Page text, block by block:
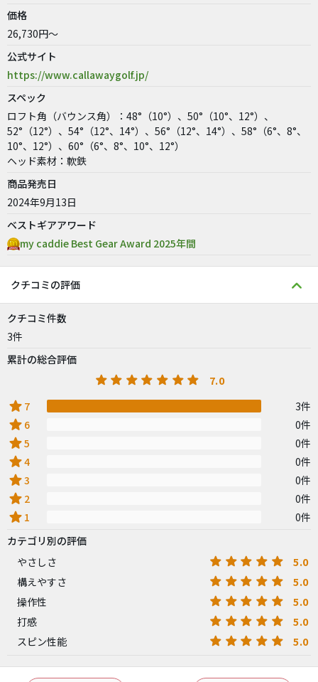
価格
26,730円～
公式サイト
https://www.callawaygolf.jp/
スペック
ロフト角（バウンス角）：48°（10°）、50°（10°、12°）、
52°（12°）、54°（12°、14°）、56°（12°、14°）、58°（6°、8°、
10°、12°）、60°（6°、8°、10°、12°）
ヘッド素材：軟鉄
商品発売日
2024年9月13日
ベストギアアワード
my caddie Best Gear Award 2025年間
クチコミの評価
クチコミ件数
3件
累計の総合評価
7.0
star 7 3件
star 6 0件
star5 0件
star4 0件
star3 0件
star 2 0件
star 1
0件
カテゴリ別の評価
やさしさ
5.0
構えやすさ 5.0
操作性 5.0
打感 5.0
スピン性能 5.0